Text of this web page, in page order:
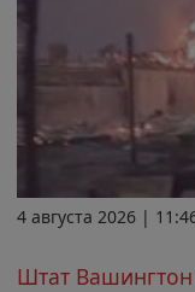
4 августа 2026 |
Штат